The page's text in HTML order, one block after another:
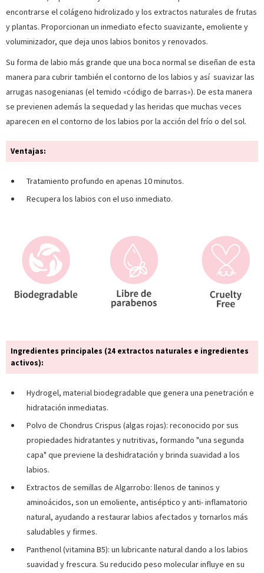
encontrarse el colágeno hidrolizado y los extractos naturales de frutas
y plantas. Proporcionan un inmediato efecto suavizante, emoliente y
voluminizador, que deja unos labios bonitos y renovados.
Su forma de labio más grande que una boca normal se diseñan de esta
manera para cubrir también el contorno de los labios y así suavizar las
arrugas nasogenianas (el temido «código de barras»). De esta manera
se previenen además la sequedad y las heridas que muchas veces
aparecen en el contorno de los labios por la acción del frío o del sol.
Ventajas:
Tratamiento profundo en apenas 10 minutos.
Recupera los labios con el uso inmediato.
Ingredientes principales (24 extractos naturales e ingredientes
activos):
Hydrogel, material biodegradable que genera una penetración e
hidratación inmediatas.
Polvo de Chondrus Crispus (algas rojas): reconocido por sus
propiedades hidratantes y nutritivas, formando "una segunda
capa" que previene la deshidratación y brinda suavidad a los
labios.
Extractos de semillas de Algarrobo: llenos de taninos y
aminoácidos, son un emoliente, antiséptico y anti- inflamatorio
natural, ayudando a restaurar labios afectados y tornarlos más
saludables y firmes.
Panthenol (vitamina B5): un lubricante natural dando a los labios
suavidad y frescura. Su reducido peso molecular influye en su